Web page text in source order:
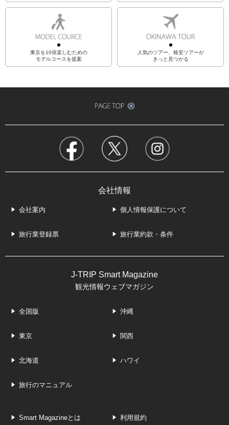
東京を10倍楽しむための
モデルコースを提案
人気のツアー、格安ツアーが
きっと見つかる
会社情報
会社案内 個人情報保護について
旅行業登録票 旅行業約款・条件
J-TRIP Smart Magazine
観光情報ウェブマガジン
全国版 沖縄
東京 関西
北海道 ハワイ
旅行のマニュアル
Smart Magazineとは 利用規約